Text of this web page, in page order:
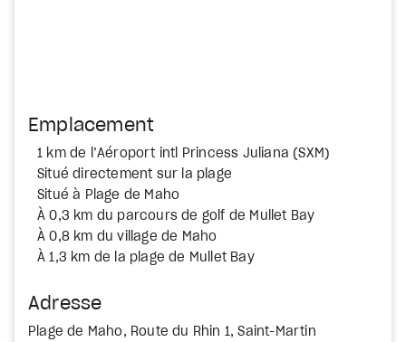
Emplacement
1 km de l’Aéroport intl Princess Juliana (SXM)
Situé directement sur la plage
Situé à Plage de Maho
À 0,3 km du parcours de golf de Mullet Bay
À 0,8 km du village de Maho
À 1,3 km de la plage de Mullet Bay
Adresse
Plage de Maho, Route du Rhin 1, Saint-Martin